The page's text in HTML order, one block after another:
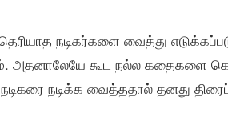
நடிகர்களை வைத்து
அதனாலேயே கூட நல்ல கதைகளை
நடிக்க வைத்ததால் தனது